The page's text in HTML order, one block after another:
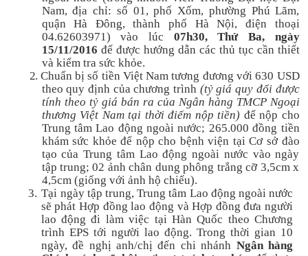
Nam, địa chỉ: số 01, phố Xốm, phường Phú Lãm,
quận Hà Đông, thành phố Hà Nội, điện thoại
04.62603971) vào lúc 07h30, Thứ Ba, ngày
15/11/2016 để được hướng dẫn các thủ tục cần thiết
và kiểm tra sức khỏe.
2. Chuẩn bị số tiền Việt Nam tương đương với 630 USD
theo quy định của chương trình (tỷ giá quy đổi được
tính theo tỷ giá bán ra của Ngân hàng TMCP Ngoại
thương Việt Nam tại thời điểm nộp tiền) để nộp cho
Trung tâm Lao động ngoài nước; 265.000 đồng tiền
khám sức khỏe để nộp cho bệnh viện tạiCơ sở đào
tạo của Trung tâm Lao động ngoài nước vào ngày
tập trung; 02 ảnh chân dung phông trắng cỡ 3,5cm x
4,5cm (giống với ảnh hộ chiếu).
3. Tại ngày tập trung, Trung tâm Lao động ngoài nước
sẽ phát Hợp đồng lao động và Hợp đồng đưa người
lao động đi làm việc tại Hàn Quốc theo Chương
trình EPS tới người lao động. Trong thời gian 10
ngày, đề nghị anh/chị đến chi nhánh Ngân hàng